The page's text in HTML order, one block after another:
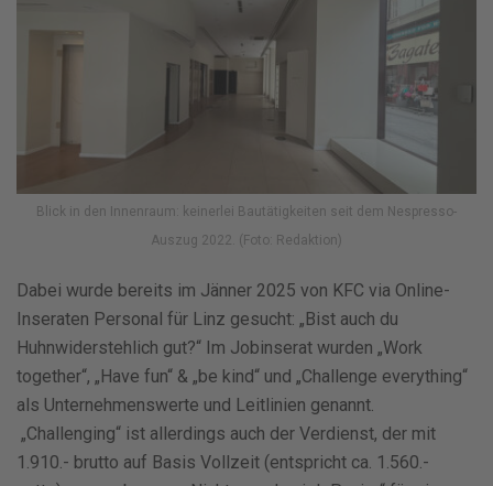
Blick in den Innenraum: keinerlei Bautätigkeiten seit dem Nespresso-
Auszug 2022. (Foto: Redaktion)
Dabei wurde bereits im Jänner 2025 von KFC via Online-
Inseraten Personal für Linz gesucht: „Bist auch du
Huhnwiderstehlich gut?“ Im Jobinserat wurden „Work
together“, „Have fun“ & „be kind“ und „Challenge everything“
als Unternehmenswerte und Leitlinien genannt.
„Challenging“ ist allerdings auch der Verdienst, der mit
1.910.- brutto auf Basis Vollzeit (entspricht ca. 1.560.-